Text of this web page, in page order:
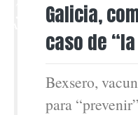
Galicia,
caso de
Bexsero,
para